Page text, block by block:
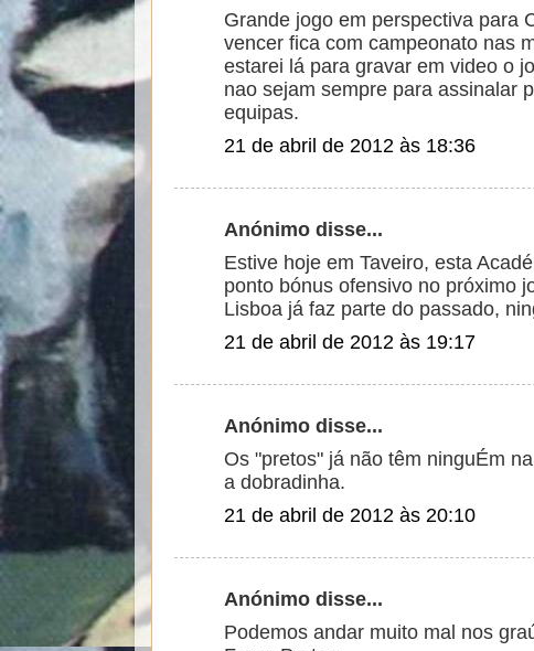
Grande jogo em perspectiva para
vencer fica com campeonato nas
estarei lá para gravar em video o
nao sejam sempre para assinalar
equipas.
21 de abril de 2012 às 18:36
Anónimo disse...
Estive hoje em Taveiro, esta
ponto bónus ofensivo no próximo
Lisboa já faz parte do passado,
21 de abril de 2012 às 19:17
Anónimo disse...
Os "pretos" já não têm ninguÉm
a dobradinha.
21 de abril de 2012 às 20:10
Anónimo disse...
Podemos andar muito mal nos